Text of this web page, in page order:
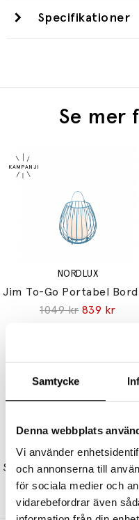
Samtycke
Denna webbplats
Vi använder
och annonserna till
för sociala medier och
vidarebefordrar även
Specifikationer
Se mer
NORDLUX
1049 kr 839 kr
NORDLUX
899 kr 719 kr